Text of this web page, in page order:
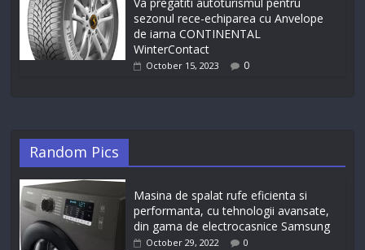
sezonul rece-echiparea cu Anvelope
de iarna CONTINENTAL
WinterContact
October 15, 2023 0
Random Pics
Masina de spalat rufe eficienta si
performanta, cu tehnologii avansate,
din gama de electrocasnice Samsung
October 29, 2022 0